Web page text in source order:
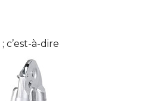
; c’est-à-dire